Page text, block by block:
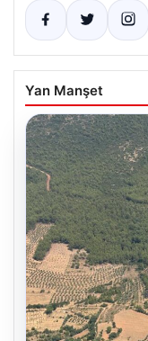
Yan Manşet